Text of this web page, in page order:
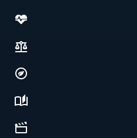
Society, justice & freedoms
Economy, environment & technology
Science, history & spirituality
Culture, media & entertainment